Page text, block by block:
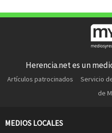
Herencia.net es un
Artículos patrocinados Servicio
de
MEDIOS LOCALES